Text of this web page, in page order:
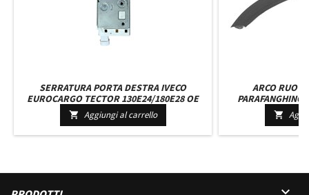
SERRATURA PORTA DESTRA IVECO
EUROCARGO TECTOR 130E24/180E28 OE
504096682
 Aggiungi al carrello
ARCO
PARAFANGHINO
HONDA CR
